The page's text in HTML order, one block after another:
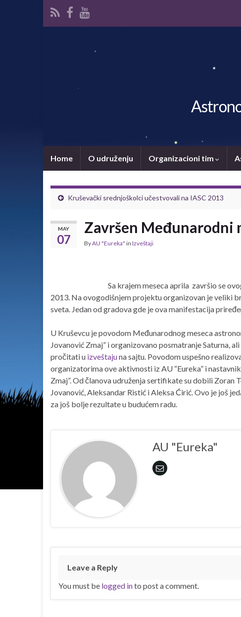
Home O udruženju Organizacioni tim
Kruševački srednjoškolci učestvovali na IASC 2013
MAY
07
Završen Međunarodni
ByAU "Eureka" in Izveštaji
Sa krajem meseca aprila završio se
2013. Na ovogodišnjem projektu organizovan je veliki
sveta. Jedan od gradova gde je ova manifestacija
U Kruševcu je povodom Međunarodnog meseca
Jovanović Zmaj” i organizovano posmatranje Saturna,
pročitati u izveštajuna sajtu. Povodom uspešno
organizatorima ove aktivnosti iz AU “Eureka” i
Zmaj”. Od članova udruženja sertifikate su dobili Zoran
Jovanović, Aleksandar Ristić i Aleksa Ćirić. Ovo je još
za još bolje rezultate u budućem radu.
AU "Eureka"
Leave a Reply
You must be logged into post a comment.